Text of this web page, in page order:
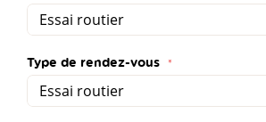
Type de rendez-vous